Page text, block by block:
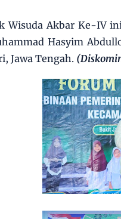
Wisuda Akbar Ke-IV
Hasyim
Jawa Tengah.